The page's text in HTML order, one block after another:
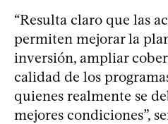
“Resulta claro que las
permiten mejorar la
inversión, ampliar
calidad de los
quienes realmente se
mejores condiciones”,